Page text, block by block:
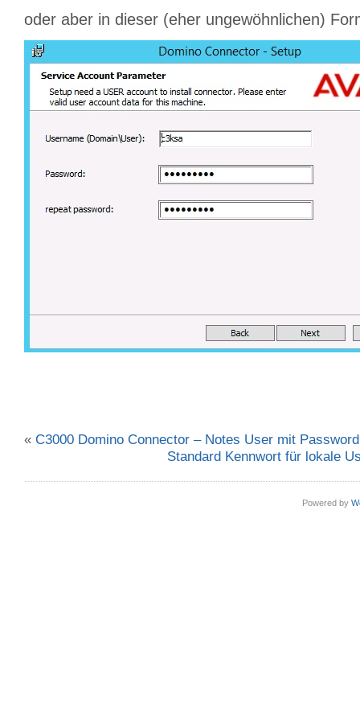
oder aber in dieser (eher ungewöhnlichen)
« C3000 Domino Connector – Notes User mit Password
Standard Kennwort für lokale
Powered by